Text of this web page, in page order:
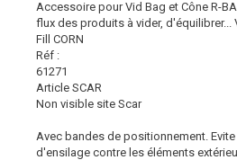
Accessoire pour Vid Bag et Cône R-
flux des produits à vider, d'équilibrer...
Fill CORN
Réf :
61271
Article SCAR
Non visible site Scar
Avec bandes de positionnement.
d'ensilage contre les éléments